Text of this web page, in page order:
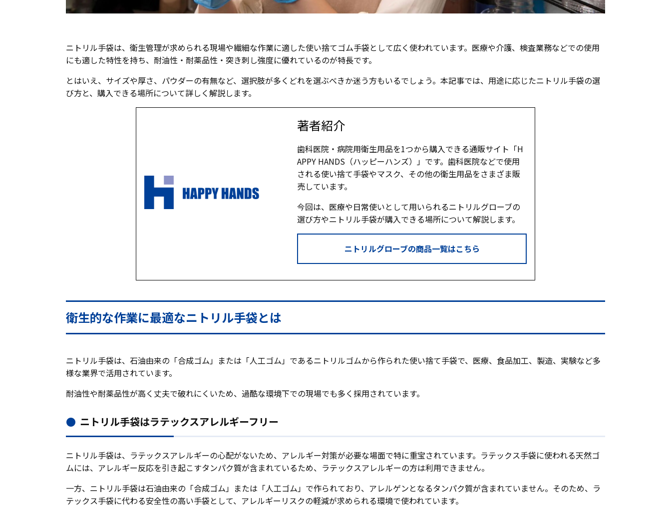
ニトリル手袋は、衛生管理が求められる現場や繊細な作業に適した使い捨てゴム手袋として広く使われています。医療や介護、検査業務などでの使用
にも適した特性を持ち、耐油性・耐薬品性・突き刺し強度に優れているのが特長です。
とはいえ、サイズや厚さ、パウダーの有無など、選択肢が多くどれを選ぶべきか迷う方もいるでしょう。本記事では、用途に応じたニトリル手袋の選
び方と、購入できる場所について詳しく解説します。
著者紹介
歯科医院・病院用衛生用品を1つから購入できる通販サイト「H
APPY HANDS（ハッピーハンズ）」です。歯科医院などで使用
される使い捨て手袋やマスク、その他の衛生用品をさまざま販
売しています。
今回は、医療や日常使いとして用いられるニトリルグローブの
選び方やニトリル手袋が購入できる場所について解説します。
ニトリルグローブの商品一覧はこちら
衛生的な作業に最適なニトリル手袋とは
ニトリル手袋は、石油由来の「合成ゴム」または「人工ゴム」であるニトリルゴムから作られた使い捨て手袋で、医療、食品加工、製造、実験など多
様な業界で活用されています。
耐油性や耐薬品性が高く丈夫で破れにくいため、過酷な環境下での現場でも多く採用されています。
ニトリル手袋はラテックスアレルギーフリー
ニトリル手袋は、ラテックスアレルギーの心配がないため、アレルギー対策が必要な場面で特に重宝されています。ラテックス手袋に使われる天然ゴ
ムには、アレルギー反応を引き起こすタンパク質が含まれているため、ラテックスアレルギーの方は利用できません。
一方、ニトリル手袋は石油由来の「合成ゴム」または「人工ゴム」で作られており、アレルゲンとなるタンパク質が含まれていません。そのため、ラ
テックス手袋に代わる安全性の高い手袋として、アレルギーリスクの軽減が求められる環境で使われています。